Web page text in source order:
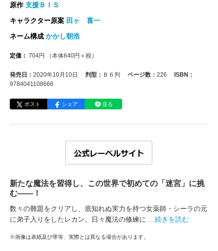
原作支援ＢＩＳ
キャラクター原案 田ヶ 喜一
ネーム構成 かかし朝浩
定価： 704円 （本体640円＋税）
発売日： 2020年10月10日 判型： Ｂ６判 ページ数： 226
ISBN：
9784041108666
ポスト シェア 送る
新たな魔法を習得し、この世界で初めての「迷宮」に挑
む――！
数々の難題をクリアし、底知れぬ実力を持つ女薬師・シーラの元
に弟子入りをしたレカン。日々魔法の修練に
…続きを読む
※画像は表紙及び帯等、実際とは異なる場合があります。